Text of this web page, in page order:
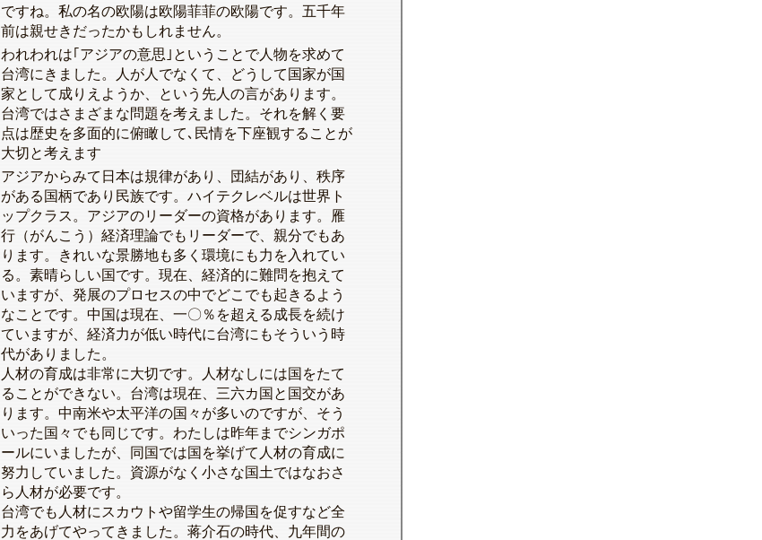
ですね。私の名の欧陽は欧陽菲菲の欧陽です。五千年
前は親せきだったかもしれません。
われわれは｢アジアの意思｣ということで人物を求めて
台湾にきました。人が人でなくて、どうして国家が国
家として成りえようか、という先人の言があります。
台湾ではさまざまな問題を考えました。それを解く要
点は歴史を多面的に俯瞰して､民情を下座観することが
大切と考えます
アジアからみて日本は規律があり、団結があり、秩序
がある国柄であり民族です。ハイテクレベルは世界ト
ップクラス。アジアのリーダーの資格があります。雁
行（がんこう）経済理論でもリーダーで、親分でもあ
ります。きれいな景勝地も多く環境にも力を入れてい
る。素晴らしい国です。現在、経済的に難問を抱えて
いますが、発展のプロセスの中でどこでも起きるよう
なことです。中国は現在、一〇％を超える成長を続け
ていますが、経済力が低い時代に台湾にもそういう時
代がありました。
人材の育成は非常に大切です。人材なしには国をたて
ることができない。台湾は現在、三六カ国と国交があ
ります。中南米や太平洋の国々が多いのですが、そう
いった国々でも同じです。わたしは昨年までシンガポ
ールにいましたが、同国では国を挙げて人材の育成に
努力していました。資源がなく小さな国土ではなおさ
ら人材が必要です。
台湾でも人材にスカウトや留学生の帰国を促すなど全
力をあげてやってきました。蒋介石の時代、九年間の